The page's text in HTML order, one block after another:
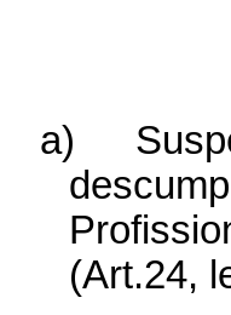
a)
(Art.24,